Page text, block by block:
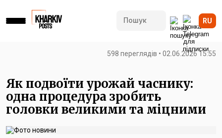
RU
598 переглядів • 02.06.2026 15:55
Як подвоїти урожай часнику:
одна процедура зробить
головки великими та міцними